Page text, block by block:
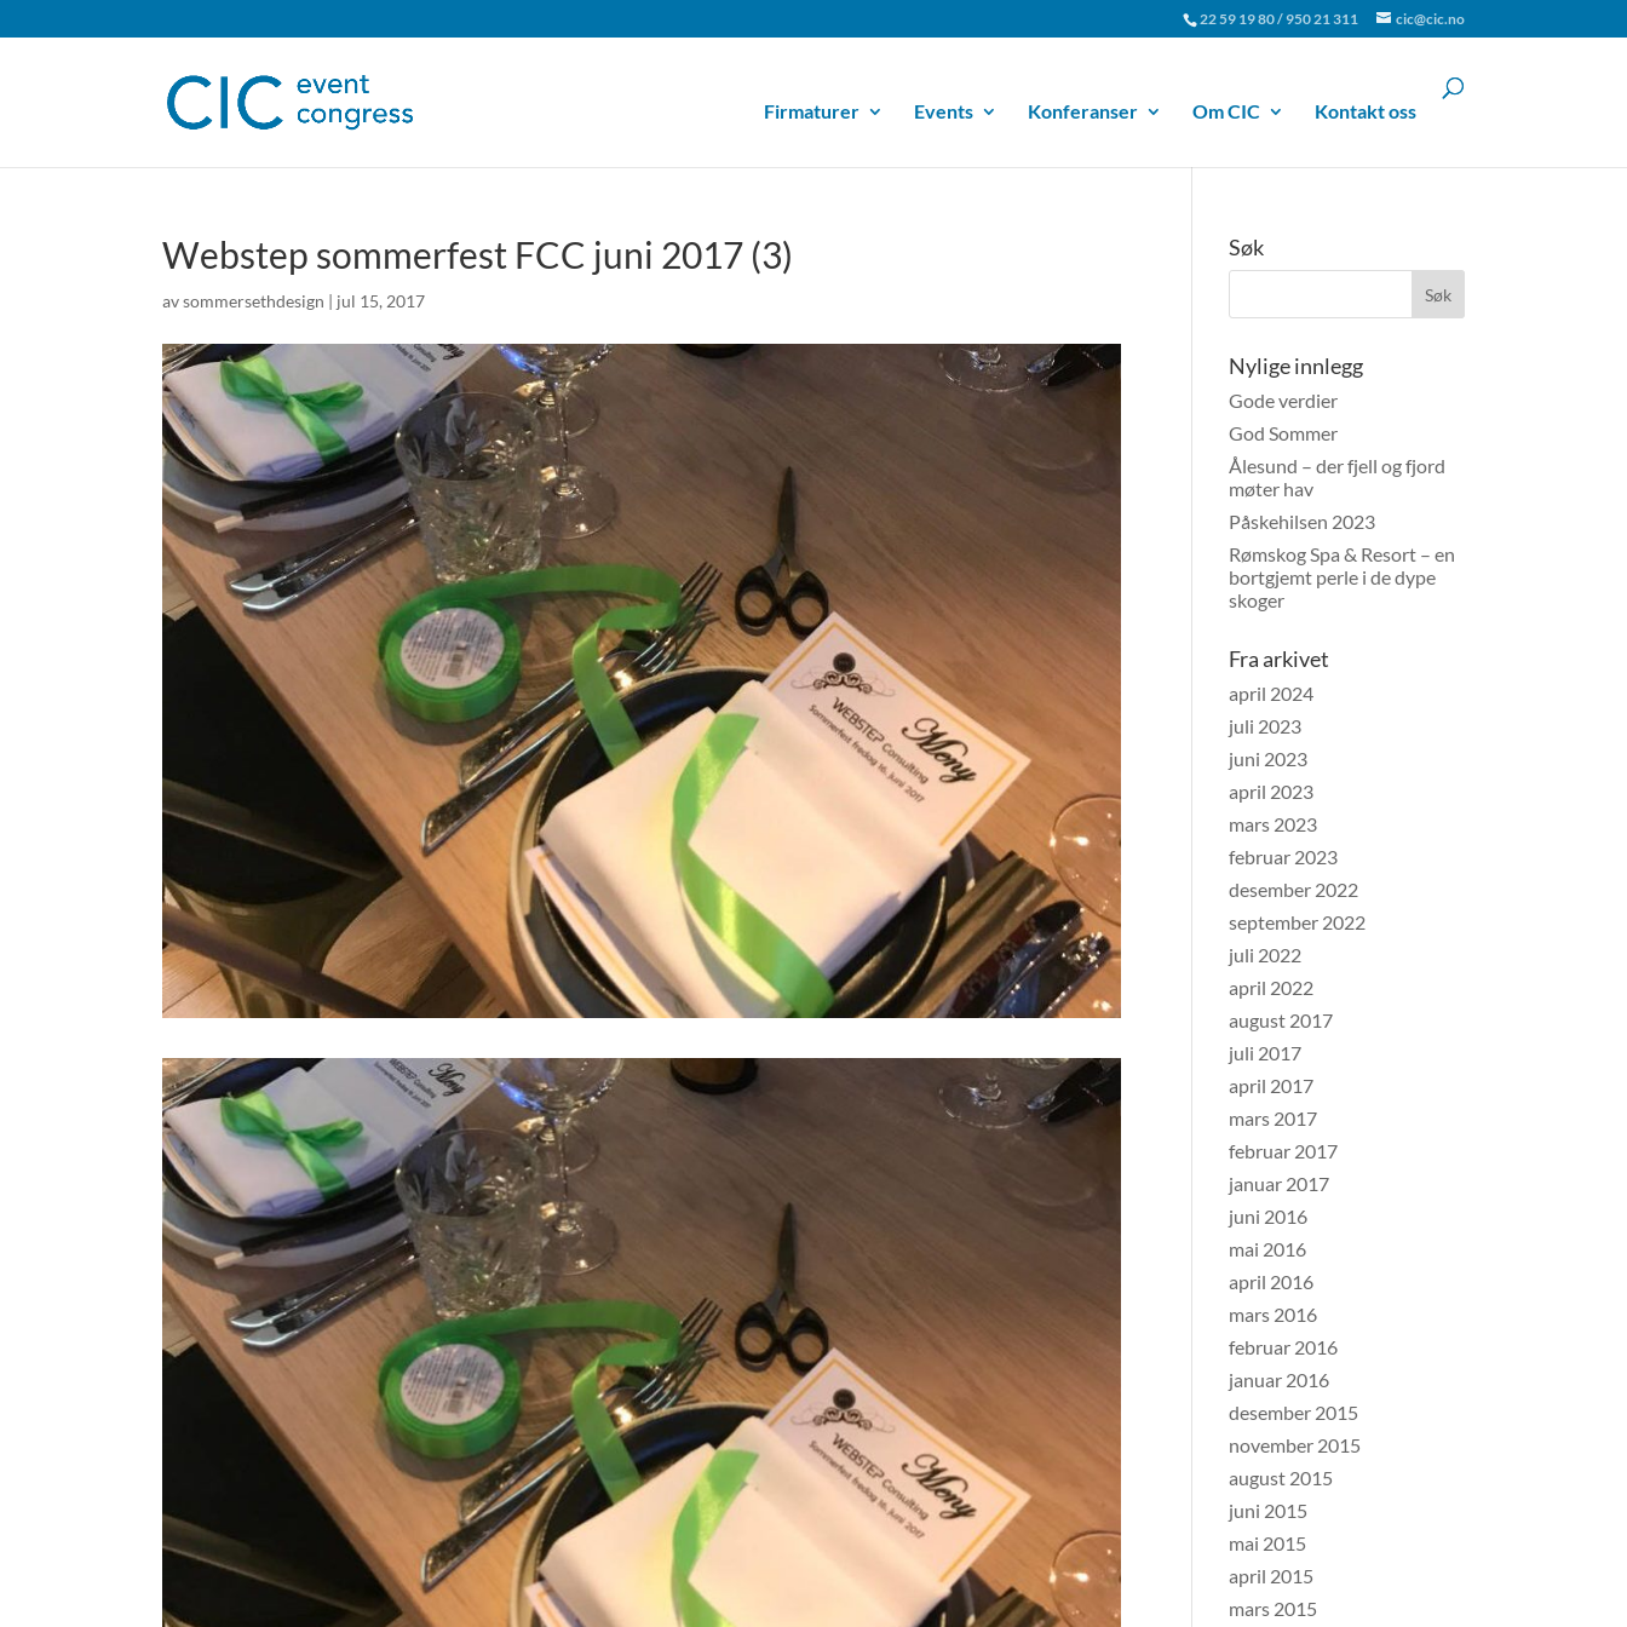
22 59 19 80 / 950 21 311 cic@cic.no
Firmaturer Events Konferanser Om CIC Kontakt oss
Webstep sommerfest FCC juni 2017 (3)
avsommersethdesign | jul 15, 2017
Søk
Nylige innlegg
Gode verdier
God Sommer
Ålesund – der fjell og fjord
møter hav
Påskehilsen 2023
Rømskog Spa & Resort – en
bortgjemt perle i de dype
skoger
Fra arkivet
april 2024
juli 2023
juni 2023
april 2023
mars 2023
februar 2023
desember 2022
september 2022
juli 2022
april 2022
august 2017
juli 2017
april 2017
mars 2017
februar 2017
januar 2017
juni 2016
mai 2016
april 2016
mars 2016
februar 2016
januar 2016
desember 2015
november 2015
august 2015
juni 2015
mai 2015
april 2015
mars 2015